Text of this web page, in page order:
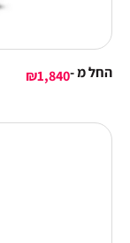
החל מ - ₪1,840